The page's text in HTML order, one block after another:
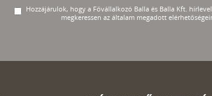
Hozzájárulok, hogy a Fővállalkozó Balla és Balla Kft.
megkeressen az általam megadott